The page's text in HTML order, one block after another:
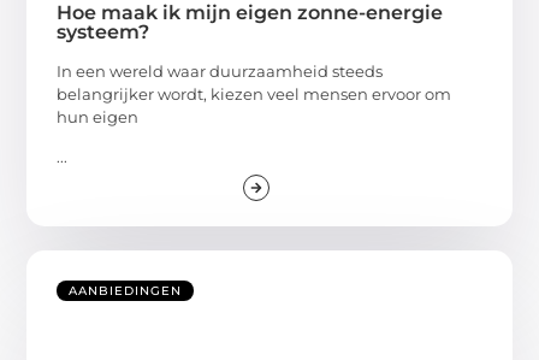
Hoe maak ik mijn eigen zonne-energie
systeem?
In een wereld waar duurzaamheid steeds
belangrijker wordt, kiezen veel mensen ervoor om
hun eigen
...
AANBIEDINGEN